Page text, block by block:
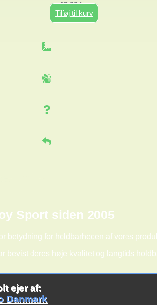
99,00kr.
Tilføj til kurv
Sport siden 2005
betydning for holdbarheden af vores
bevist deres høje kvalitet og langtids
ejer af:
Danmark